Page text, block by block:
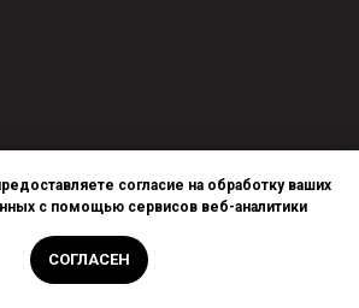
согласие на обработку ваших
с помощью сервисов веб-аналитики
СОГЛАСЕН